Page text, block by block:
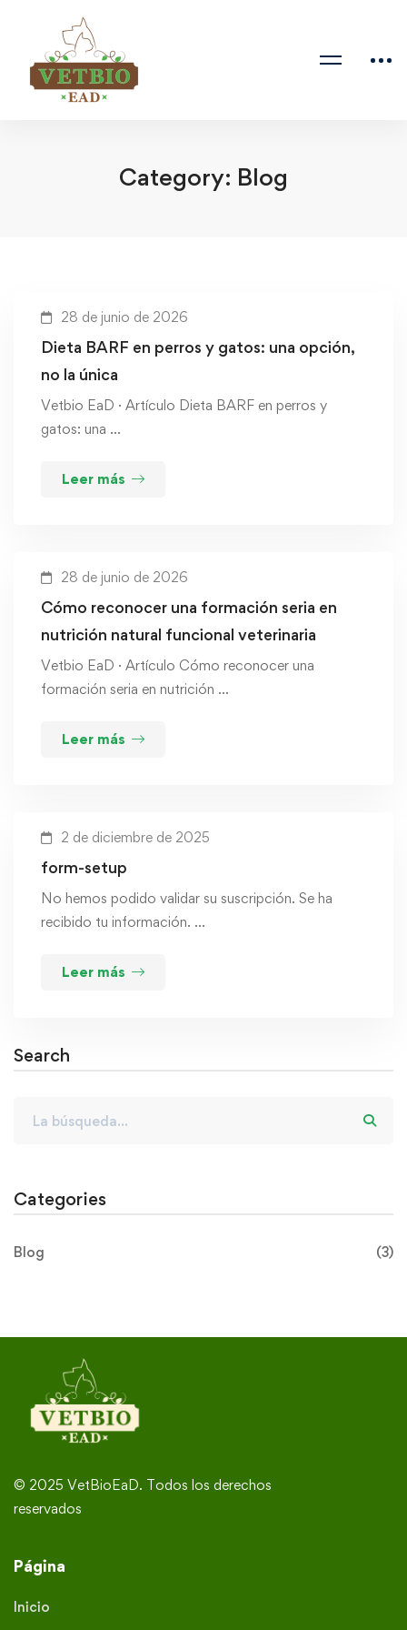
Category: Blog
28 de junio de 2026
Dieta BARF en perros y gatos: una opción,
no la única
Vetbio EaD · Artículo Dieta BARF en perros y
gatos: una …
Leer más
28 de junio de 2026
Cómo reconocer una formación seria en
nutrición natural funcional veterinaria
Vetbio EaD · Artículo Cómo reconocer una
formación seria en nutrición …
Leer más
2 de diciembre de 2025
form-setup
No hemos podido validar su suscripción. Se ha
recibido tu información. …
Leer más
Search
Categories
Blog (3)
© 2025 VetBioEaD. Todos los derechos
reservados
Página
Inicio